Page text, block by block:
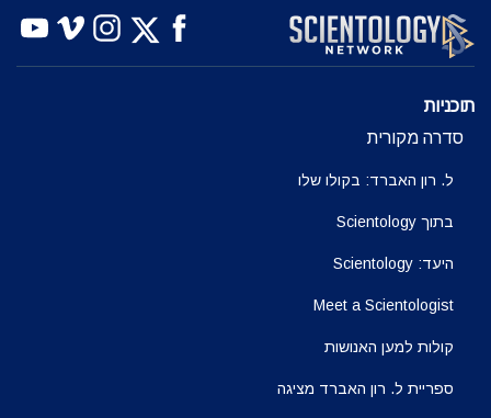
צפה בדוק את הסדרה
תוכניות
סדרה מקורית
ל. רון האברד: בקולו שלו
בתוך Scientology
היעד: Scientology
Meet a Scientologist
קולות למען האנושות
ספריית ל. רון האברד מציגה